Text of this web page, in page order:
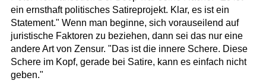
ein ernsthaft politisches Satireprojekt. Klar, es ist ein
Statement." Wenn man beginne, sich vorauseilend auf
juristische Faktoren zu beziehen, dann sei das nur eine
andere Art von Zensur. "Das ist die innere Schere. Diese
Schere im Kopf, gerade bei Satire, kann es einfach nicht
geben."